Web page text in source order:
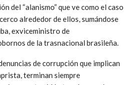
del “alanismo” que ve como el caso
alrededor de ellos, sumándose
exviceministro de
de la trasnacional brasileña.
de corrupción que implican
terminan siempre